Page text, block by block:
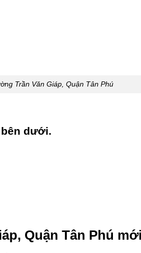
Trần Văn Giáp, Quận Tân Phú
dưới.
Quận Tân Phú